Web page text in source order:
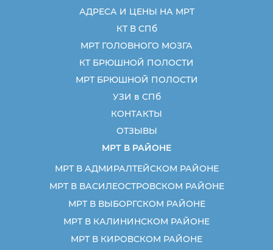
АДРЕСА И ЦЕНЫ НА МРТ
КТ В СПб
МРТ ГОЛОВНОГО МОЗГА
КТ БРЮШНОЙ ПОЛОСТИ
МРТ БРЮШНОЙ ПОЛОСТИ
УЗИ в СПб
КОНТАКТЫ
ОТЗЫВЫ
МРТ В РАЙОНЕ
МРТ В АДМИРАЛТЕЙСКОМ РАЙОНЕ
МРТ В ВАСИЛЕОСТРОВСКОМ РАЙОНЕ
МРТ В ВЫБОРГСКОМ РАЙОНЕ
МРТ В КАЛИНИНСКОМ РАЙОНЕ
МРТ В КИРОВСКОМ РАЙОНЕ